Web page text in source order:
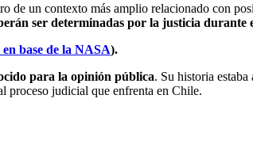
de un contexto más amplio relacionado con
ser determinadas por la justicia durante
base de la NASA).
para la opinión pública. Su historia
proceso judicial que enfrenta en Chile.